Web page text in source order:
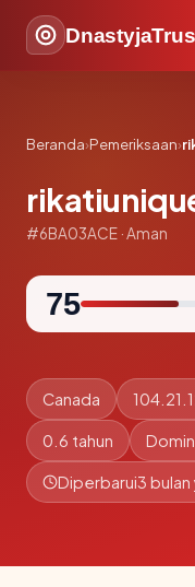
Beranda›Pemeriksaan›
#6BA03ACE · Aman
75
Canada
0.6 tahun
Diperbarui3 bulan